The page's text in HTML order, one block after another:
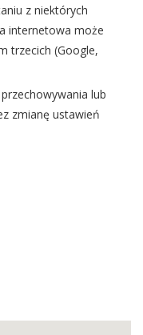
z niektórych
internetowa może
trzecich (Google,
lub
zmianę ustawień